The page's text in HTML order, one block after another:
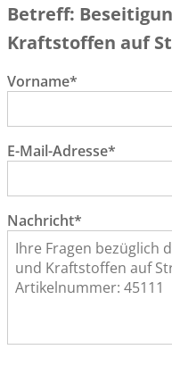
Betreff:
Kraftstoffen auf
Vorname*
E-Mail-Adresse*
Nachricht*